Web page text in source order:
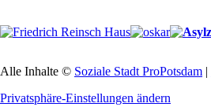
Alle Inhalte © Soziale Stadt ProPotsdam |
Privatsphäre-Einstellungen ändern